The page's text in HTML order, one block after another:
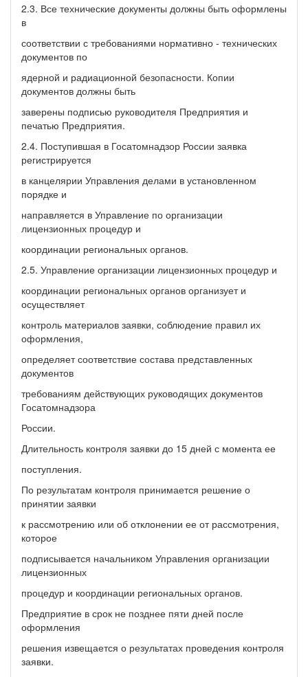
2.3. Все технические документы должны быть оформлены
в
соответствии с требованиями нормативно - технических
документов по
ядерной и радиационной безопасности. Копии
документов должны быть
заверены подписью руководителя Предприятия и
печатью Предприятия.
2.4. Поступившая в Госатомнадзор России заявка
регистрируется
в канцелярии Управления делами в установленном
порядке и
направляется в Управление по организации
лицензионных процедур и
координации региональных органов.
2.5. Управление организации лицензионных процедур и
координации региональных органов организует и
осуществляет
контроль материалов заявки, соблюдение правил их
оформления,
определяет соответствие состава представленных
документов
требованиям действующих руководящих документов
Госатомнадзора
России.
Длительность контроля заявки до 15 дней с момента ее
поступления.
По результатам контроля принимается решение о
принятии заявки
к рассмотрению или об отклонении ее от рассмотрения,
которое
подписывается начальником Управления организации
лицензионных
процедур и координации региональных органов.
Предприятие в срок не позднее пяти дней после
оформления
решения извещается о результатах проведения контроля
заявки.